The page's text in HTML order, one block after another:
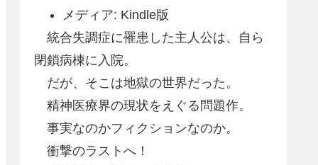
メディア: Kindle版
統合失調症に罹患した主人公は、自ら
閉鎖病棟に入院。
だが、そこは地獄の世界だった。
精神医療界の現状をえぐる問題作。
事実なのかフィクションなのか。
衝撃のラストへ！